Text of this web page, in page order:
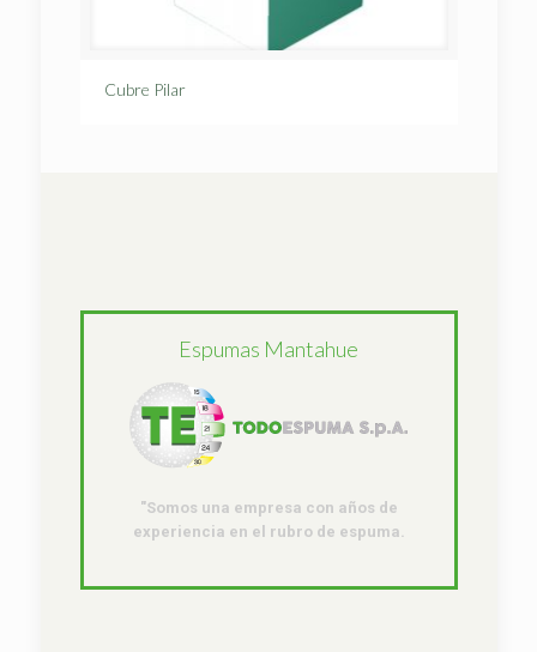
Cubre Pilar
Espumas Mantahue
"Somos una empresa con años de
experiencia en el rubro de espuma.